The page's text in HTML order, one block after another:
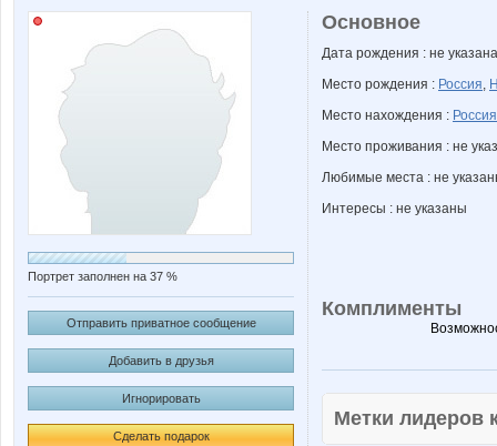
Портрет заполнен на 37 %
Отправить приватное сообщение
Добавить в друзья
Игнорировать
Сделать подарок
Основное
Дата рождения : не указана
Место рождения : Россия,
Место нахождения : Россия
Место проживания : не
Любимые места : не
Интересы : не указаны
Комплименты
Метки